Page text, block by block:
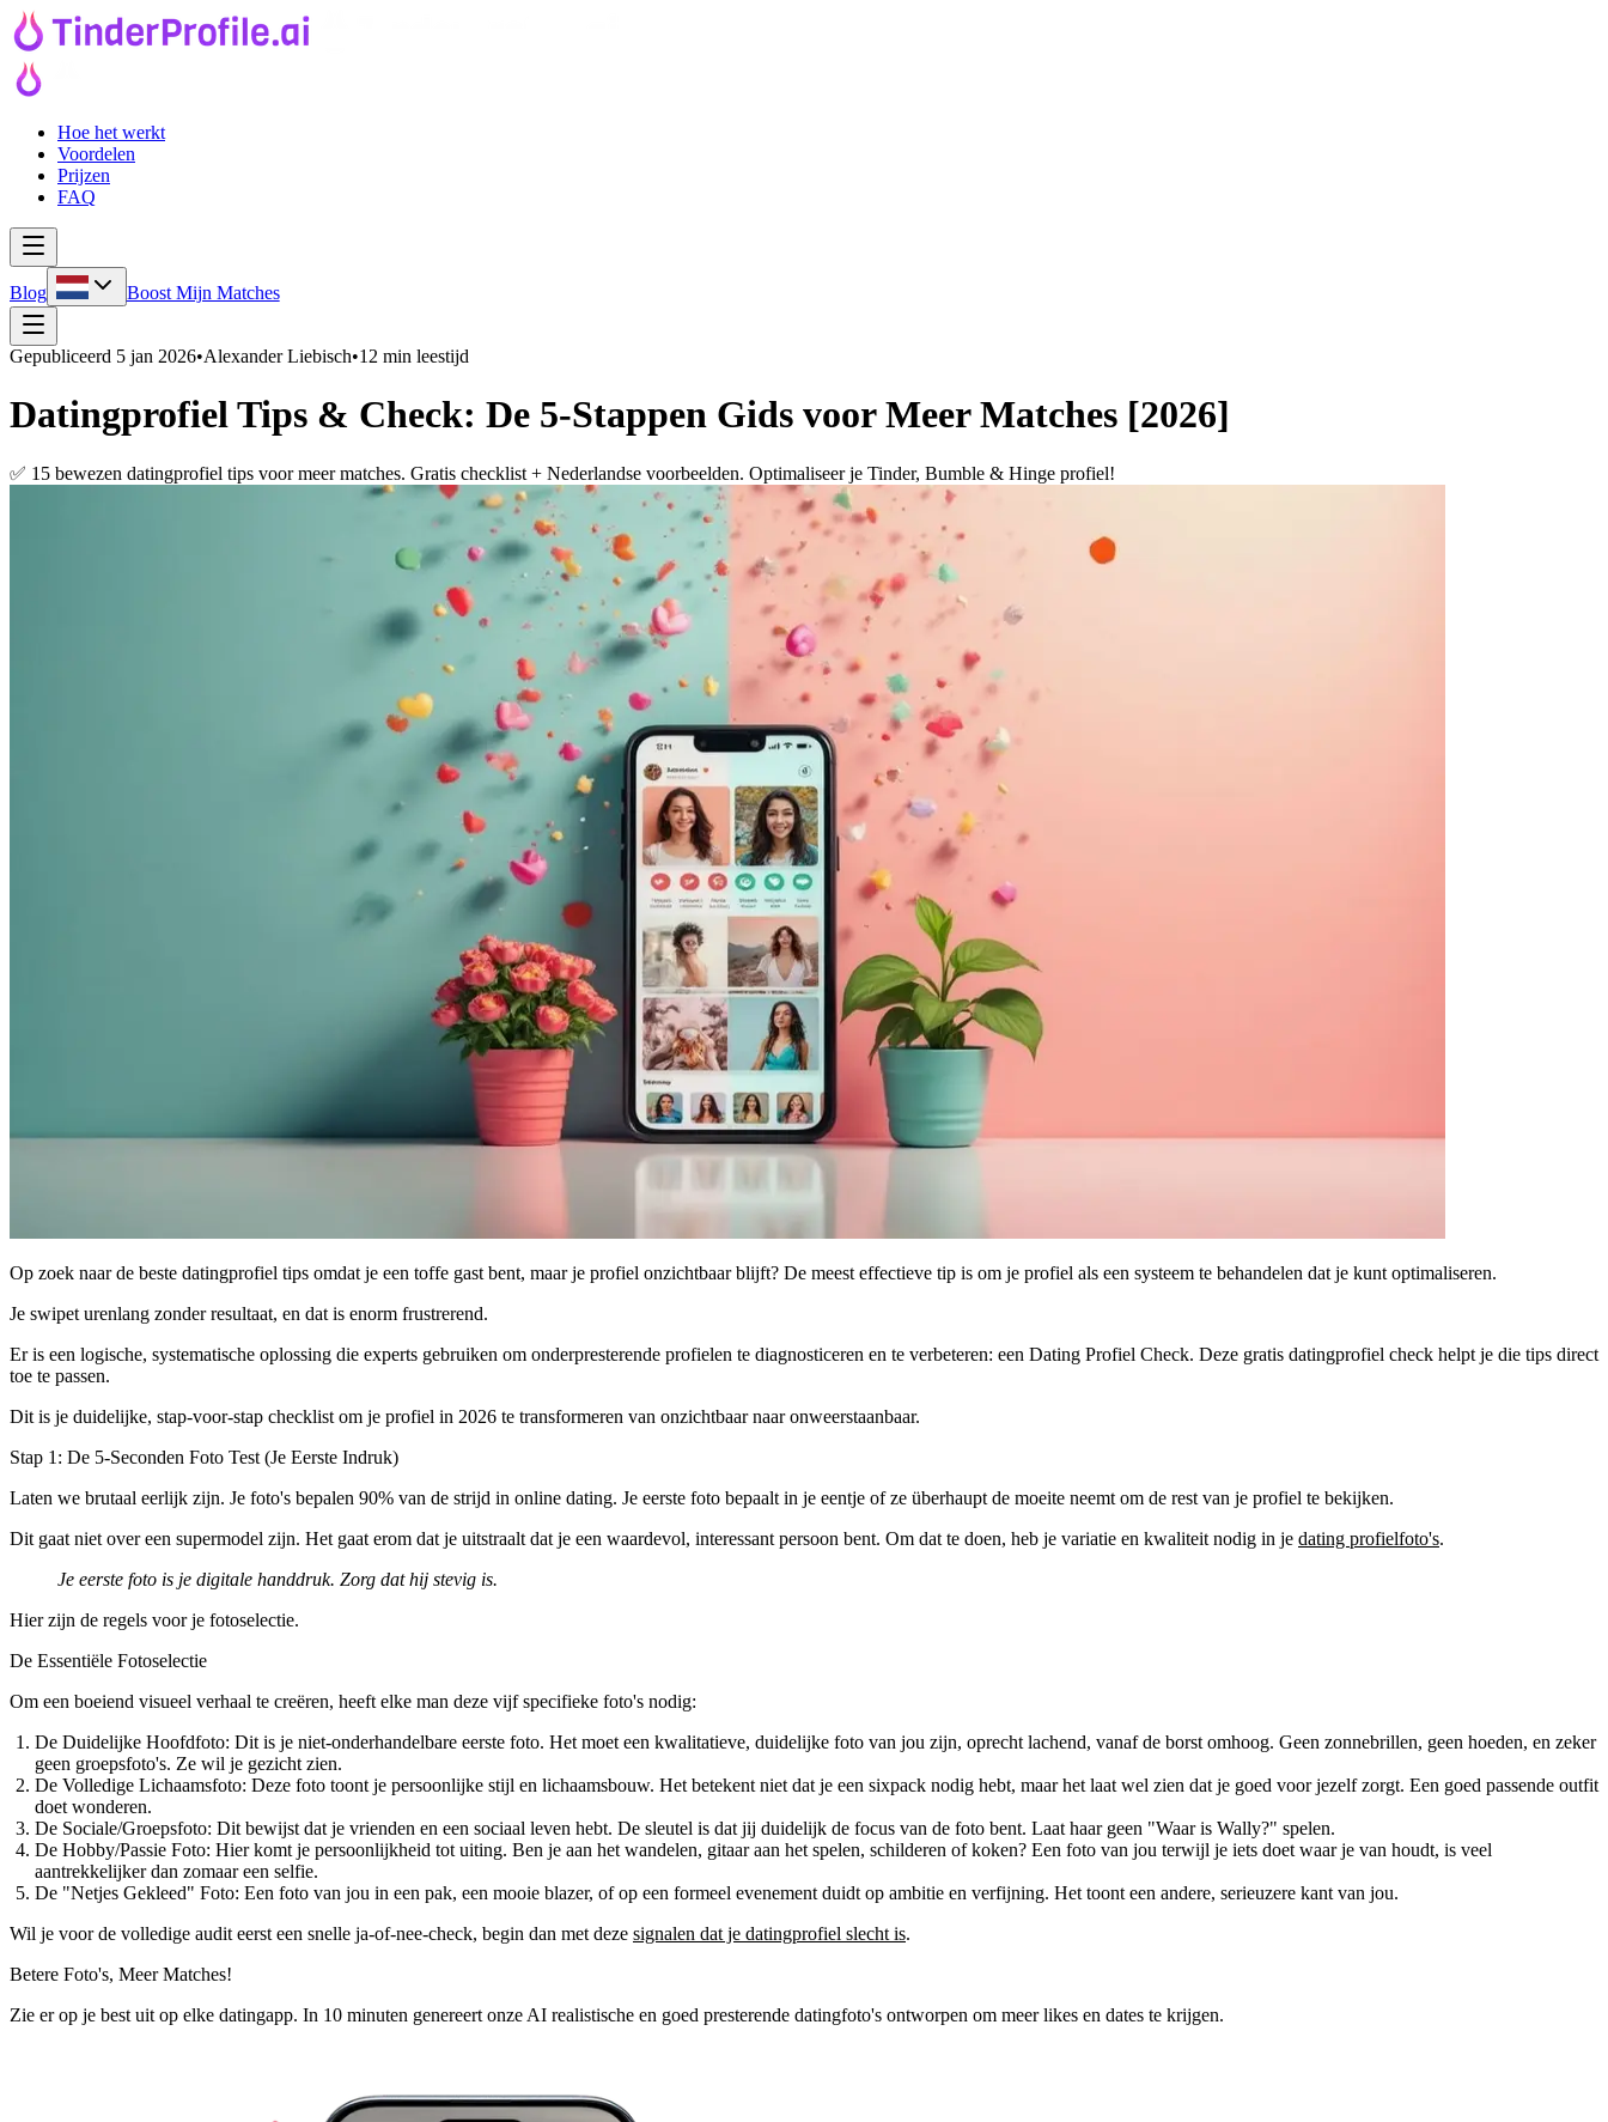
Hoe het werkt
Voordelen
Prijzen
FAQ
Blog Boost Mijn Matches
Gepubliceerd 5 jan 2026•Alexander Liebisch•12 min leestijd
Datingprofiel Tips & Check: De 5-Stappen Gids voor Meer Matches [2026]
✅ 15 bewezen datingprofiel tips voor meer matches. Gratis checklist + Nederlandse voorbeelden. Optimaliseer je Tinder, Bumble & Hinge profiel!
Op zoek naar de beste datingprofiel tips omdat je een toffe gast bent, maar je profiel onzichtbaar blijft? De meest effectieve tip is om je profiel als een systeem te behandelen dat je kunt optimaliseren.
Je swipet urenlang zonder resultaat, en dat is enorm frustrerend.
Er is een logische, systematische oplossing die experts gebruiken om onderpresterende profielen te diagnosticeren en te verbeteren: een Dating Profiel Check. Deze gratis datingprofiel check helpt je die tips direct
toe te passen.
Dit is je duidelijke, stap-voor-stap checklist om je profiel in 2026 te transformeren van onzichtbaar naar onweerstaanbaar.
Stap 1: De 5-Seconden Foto Test (Je Eerste Indruk)
Laten we brutaal eerlijk zijn. Je foto's bepalen 90% van de strijd in online dating. Je eerste foto bepaalt in je eentje of ze überhaupt de moeite neemt om de rest van je profiel te bekijken.
Dit gaat niet over een supermodel zijn. Het gaat erom dat je uitstraalt dat je een waardevol, interessant persoon bent. Om dat te doen, heb je variatie en kwaliteit nodig in je dating profielfoto's.
Je eerste foto is je digitale handdruk. Zorg dat hij stevig is.
Hier zijn de regels voor je fotoselectie.
De Essentiële Fotoselectie
Om een boeiend visueel verhaal te creëren, heeft elke man deze vijf specifieke foto's nodig:
De Duidelijke Hoofdfoto: Dit is je niet-onderhandelbare eerste foto. Het moet een kwalitatieve, duidelijke foto van jou zijn, oprecht lachend, vanaf de borst omhoog. Geen zonnebrillen, geen hoeden, en zeker
geen groepsfoto's. Ze wil je gezicht zien.
De Volledige Lichaamsfoto: Deze foto toont je persoonlijke stijl en lichaamsbouw. Het betekent niet dat je een sixpack nodig hebt, maar het laat wel zien dat je goed voor jezelf zorgt. Een goed passende outfit
doet wonderen.
De Sociale/Groepsfoto: Dit bewijst dat je vrienden en een sociaal leven hebt. De sleutel is dat jij duidelijk de focusvan de foto bent. Laat haar geen "Waar is Wally?" spelen.
De Hobby/Passie Foto: Hier komt je persoonlijkheid tot uiting. Ben je aan het wandelen, gitaar aan het spelen, schilderen of koken? Een foto van jou terwijl je iets doet waar je van houdt, is veel
aantrekkelijker dan zomaar een selfie.
De "Netjes Gekleed" Foto: Een foto van jou in een pak, een mooie blazer, of op een formeel evenement duidt op ambitie en verfijning. Het toont een andere, serieuzere kant van jou.
Wil je voor de volledige audit eerst een snelle ja-of-nee-check, begin dan met deze signalen dat je datingprofiel slecht is.
Betere Foto's, Meer Matches!
Zie er op je best uit op elke datingapp. In 10 minuten genereert onze AI realistische en goed presterende datingfoto's ontworpen om meer likes en dates te krijgen.